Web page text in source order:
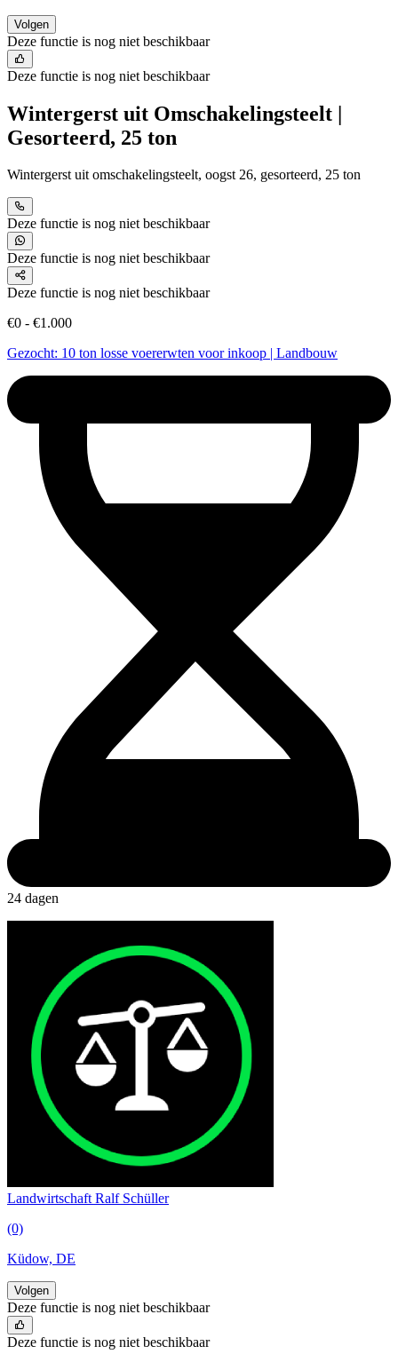
Volgen
Deze functie is nog niet beschikbaar
Deze functie is nog niet beschikbaar
Wintergerst uit Omschakelingsteelt |
Gesorteerd, 25 ton
Wintergerst uit omschakelingsteelt, oogst 26, gesorteerd, 25 ton
Deze functie is nog niet beschikbaar
Deze functie is nog niet beschikbaar
Deze functie is nog niet beschikbaar
€0 - €1.000
Gezocht: 10 ton losse voererwten voor inkoop | Landbouw
24 dagen
Landwirtschaft Ralf Schüller
(0)
Küdow, DE
Volgen
Deze functie is nog niet beschikbaar
Deze functie is nog niet beschikbaar